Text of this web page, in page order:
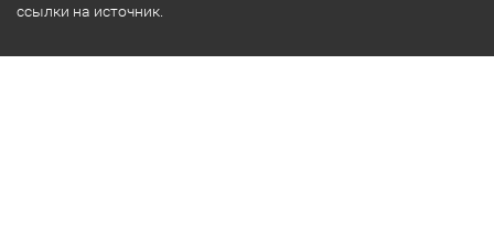
ссылки на источник.